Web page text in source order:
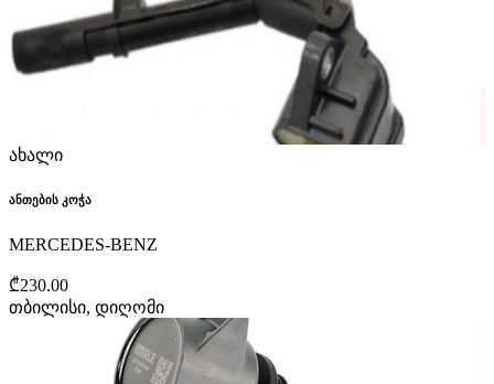
ახალი
ანთების კოჭა
MERCEDES-BENZ
₾230.00
თბილისი, დიღომი